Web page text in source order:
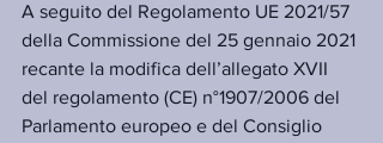
A seguito del Regolamento UE 2021/57
della Commissione del 25 gennaio 2021
recante la modifica dell’allegato XVII
del regolamento (CE) n°1907/2006 del
Parlamento europeo e del Consiglio